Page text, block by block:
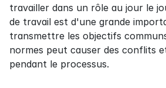
travailler dans un rôle au jour le
de travail est d'une grande
transmettre les objectifs
normes peut causer des conflits
pendant le processus.